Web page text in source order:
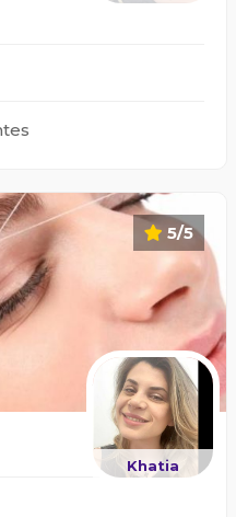
5/5
Khatia